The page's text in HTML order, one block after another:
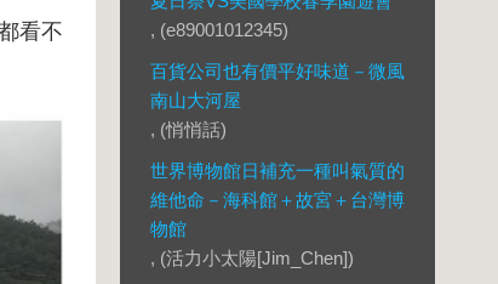
看不
, (e89001012345)
百貨公司也有價平好味道－微風
南山大河屋
, (悄悄話)
世界博物館日補充一種叫氣質的
維他命－海科館＋故宮＋台灣博
物館
, (活力小太陽[Jim_Chen])